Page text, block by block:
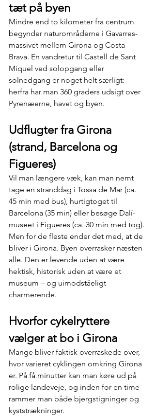
tæt på byen
Mindre end to kilometer fra centrum
begynder naturområderne i Gavarres-
massivet mellem Girona og Costa
Brava. En vandretur til Castell de Sant
Miquel ved solopgang eller
solnedgang er noget helt særligt:
herfra har man 360 graders udsigt over
Pyrenæerne, havet og byen.
Udflugter fra Girona
(strand, Barcelona og
Figueres)
Vil man længere væk, kan man nemt
tage en stranddag i Tossa de Mar (ca.
45 min med bus), hurtigtoget til
Barcelona (35 min) eller besøge Dalí-
museet i Figueres (ca. 30 min med tog).
Men for de fleste ender det med, at de
bliver i Girona. Byen overrasker næsten
alle. Den er levende uden at være
hektisk, historisk uden at være et
museum – og uimodståeligt
charmerende.
Hvorfor cykelryttere
vælger at bo i Girona
Mange bliver faktisk overraskede over,
hvor varieret cyklingen omkring Girona
er. På få minutter kan man køre ud på
rolige landeveje, og inden for en time
rammer man både bjergstigninger og
kyststrækninger.